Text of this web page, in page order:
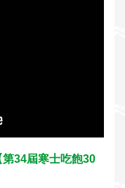
34屆寒士吃飽30